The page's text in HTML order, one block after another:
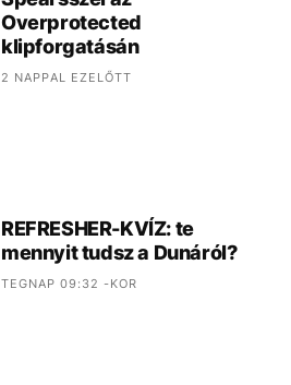
Overprotected
klipforgatásán
2 NAPPAL EZELŐTT
REFRESHER-KVÍZ: te
mennyit tudsz a Dunáról?
TEGNAP 09:32 -KOR